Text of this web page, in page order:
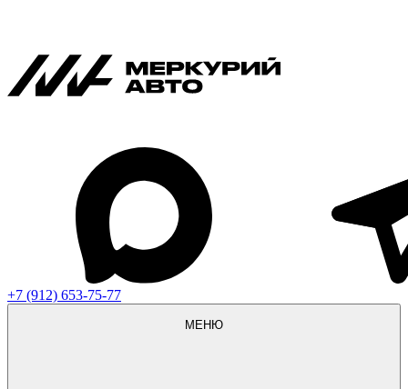
+7 (912) 653-75-77
МЕНЮ